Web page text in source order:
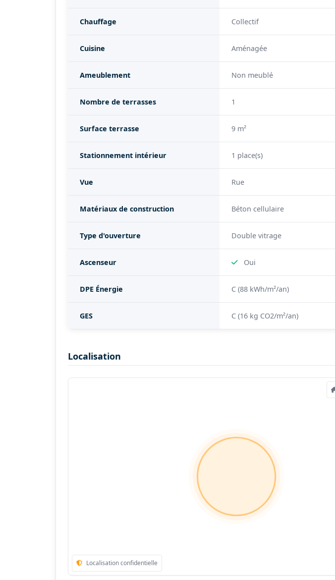
Chauffage Collectif
Cuisine Aménagée
Ameublement Non meublé
Nombre de terrasses 1
Surface terrasse 9 m²
Stationnement intérieur 1 place(s)
Vue Rue
Matériaux de construction Béton cellulaire
Type d'ouverture Double vitrage
Ascenseur Oui
DPE Énergie C (88 kWh/m²/an)
GES C (16 kg CO2/m²/an)
Localisation
Localisation confidentielle